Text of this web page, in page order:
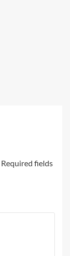
Required fields